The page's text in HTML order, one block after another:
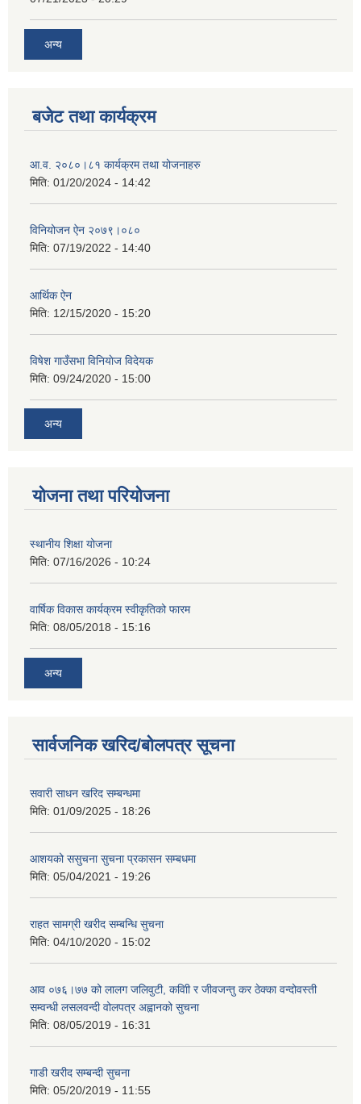
अन्य
बजेट तथा कार्यक्रम
आ.व. २०८०।८१ कार्यक्रम तथा योजनाहरु
मिति: 01/20/2024 - 14:42
विनियोजन ऐन २०७९।०८०
मिति: 07/19/2022 - 14:40
आर्थिक ऐन
मिति: 12/15/2020 - 15:20
विषेश गाउँसभा विनियाेज विदेयक
मिति: 09/24/2020 - 15:00
अन्य
योजना तथा परियोजना
स्थानीय शिक्षा योजना
मिति: 07/16/2026 - 10:24
वार्षिक विकास कार्यक्रम स्वीकृतिको फारम
मिति: 08/05/2018 - 15:16
अन्य
सार्वजनिक खरिद/बोलपत्र सूचना
सवारी साधन खरिद सम्बन्धमा
मिति: 01/09/2025 - 18:26
आशयको ससुचना सुचना प्रकासन सम्बधमा
मिति: 05/04/2021 - 19:26
राहत सामग्री खरीद सम्बन्धि सुचना
मिति: 04/10/2020 - 15:02
आव ०७६।७७ को लालग जलिवुटी, कवािी र जीवजन्तु कर ठेक्का वन्दोवस्ती
सम्वन्धी लसलवन्दी वोलपत्र अह्वानको सुचना
मिति: 08/05/2019 - 16:31
गाडी खरीद सम्बन्दी सुचना
मिति: 05/20/2019 - 11:55